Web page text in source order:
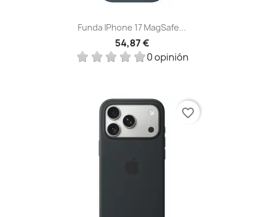
Funda IPhone 17 MagSafe...
54,87 €
0 opinión
favorite_border